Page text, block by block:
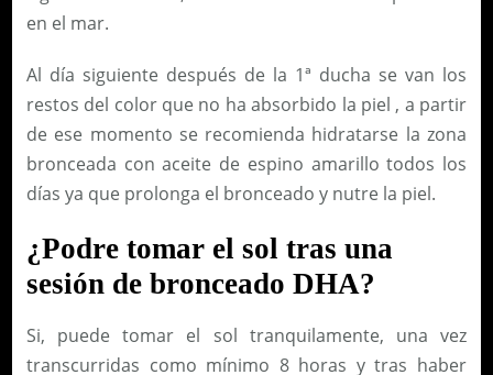
en el mar.
Al día siguiente después de la 1ª ducha se van los
restos del color que no ha absorbido la piel , a partir
de ese momento se recomienda hidratarse la zona
bronceada con aceite de espino amarillo todos los
días ya que prolonga el bronceado y nutre la piel.
¿Podre tomar el sol tras una
sesión de bronceado DHA?
Si, puede tomar el sol tranquilamente, una vez
transcurridas como mínimo 8 horas y tras haber